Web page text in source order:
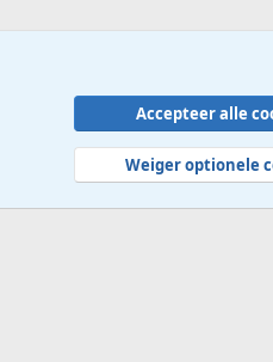
Voorwaarden en regels
Accepteer alle
Weiger optionele